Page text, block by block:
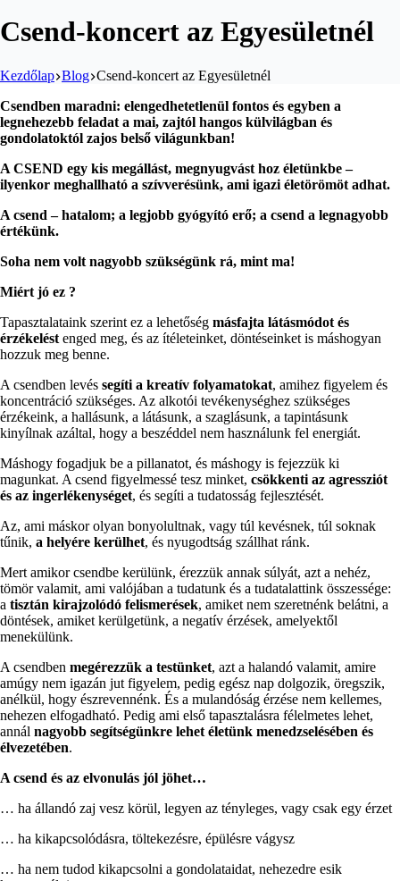
Csend-koncert az Egyesületnél
Kezdőlap Blog Csend-koncert az Egyesületnél
Csendben maradni: elengedhetetlenül fontos és egyben a
legnehezebb feladat a mai, zajtól hangos külvilágban és
gondolatoktól zajos belső világunkban!
A CSEND egy kis megállást, megnyugvást hoz életünkbe –
ilyenkor meghallható a szívverésünk, ami igazi életörömöt adhat.
A csend – hatalom; a legjobb gyógyító erő; a csend a legnagyobb
értékünk.
Soha nem volt nagyobb szükségünk rá, mint ma!
Miért jó ez ?
Tapasztalataink szerint ez a lehetőség másfajta látásmódot és
érzékelést enged meg, és az ítéleteinket, döntéseinket is máshogyan
hozzuk meg benne.
A csendben levés segíti a kreatív folyamatokat, amihez figyelem és
koncentráció szükséges. Az alkotói tevékenységhez szükséges
érzékeink, a hallásunk, a látásunk, a szaglásunk, a tapintásunk
kinyílnak azáltal, hogy a beszéddel nem használunk fel energiát.
Máshogy fogadjuk be a pillanatot, és máshogy is fejezzük ki
magunkat. A csend figyelmessé tesz minket, csökkenti az agressziót
és az ingerlékenységet, és segíti a tudatosság fejlesztését.
Az, ami máskor olyan bonyolultnak, vagy túl kevésnek, túl soknak
tűnik, a helyére kerülhet, és nyugodtság szállhat ránk.
Mert amikor csendbe kerülünk, érezzük annak súlyát, azt a nehéz,
tömör valamit, ami valójában a tudatunk és a tudatalattink összessége:
a tisztán kirajzolódó felismerések, amiket nem szeretnénk belátni, a
döntések, amiket kerülgetünk, a negatív érzések, amelyektől
menekülünk.
A csendben megérezzük a testünket, azt a halandó valamit, amire
amúgy nem igazán jut figyelem, pedig egész nap dolgozik, öregszik,
anélkül, hogy észrevennénk. És a mulandóság érzése nem kellemes,
nehezen elfogadható. Pedig ami első tapasztalásra félelmetes lehet,
annál nagyobb segítségünkre lehet életünk menedzselésében és
élvezetében.
A csend és az elvonulás jól jöhet…
… ha állandó zaj vesz körül, legyen az tényleges, vagy csak egy érzet
… ha kikapcsolódásra, töltekezésre, épülésre vágysz
… ha nem tudod kikapcsolni a gondolataidat, nehezedre esik